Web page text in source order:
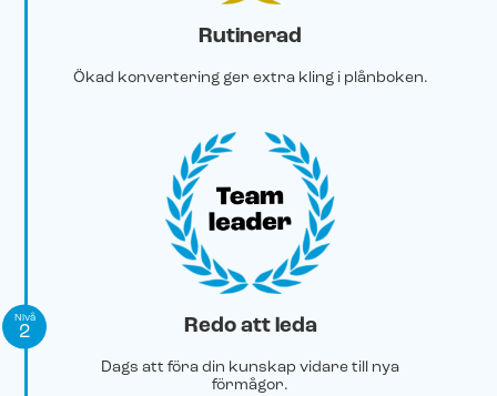
Rutinerad
Ökad konvertering ger extra kling i plånboken.
Redo att leda
Dags att föra din kunskap vidare till nya
förmågor.
Nivå
2